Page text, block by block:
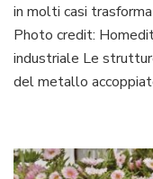
in molti casi
Photo credit:
industriale Le
del metallo